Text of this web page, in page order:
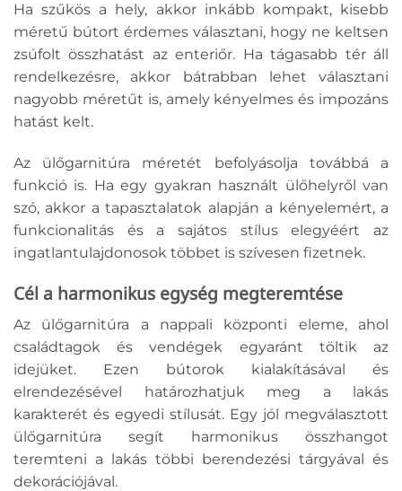
Ha szűkös a hely, akkor inkább kompakt, kisebb
méretű bútort érdemes választani, hogy ne keltsen
zsúfolt összhatást az enteriőr. Ha tágasabb tér áll
rendelkezésre, akkor bátrabban lehet választani
nagyobb méretűt is, amely kényelmes és impozáns
hatást kelt.
Az ülőgarnitúra méretét befolyásolja továbbá a
funkció is. Ha egy gyakran használt ülőhelyről van
szó, akkor a tapasztalatok alapján a kényelemért, a
funkcionalitás és a sajátos stílus elegyéért az
ingatlantulajdonosok többet is szívesen fizetnek.
Cél a harmonikus egység megteremtése
Az ülőgarnitúra a nappali központi eleme, ahol
családtagok és vendégek egyaránt töltik az
idejüket. Ezen bútorok kialakításával és
elrendezésével határozhatjuk meg a lakás
karakterét és egyedi stílusát. Egy jól megválasztott
ülőgarnitúra segít harmonikus összhangot
teremteni a lakás többi berendezési tárgyával és
dekorációjával.